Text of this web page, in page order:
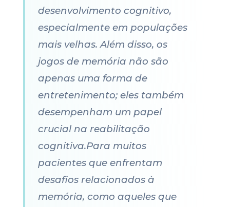
desenvolvimento cognitivo,
especialmente em populações
mais velhas. Além disso, os
jogos de memória não são
apenas uma forma de
entretenimento; eles também
desempenham um papel
crucial na reabilitação
cognitiva.Para muitos
pacientes que enfrentam
desafios relacionados à
memória, como aqueles que